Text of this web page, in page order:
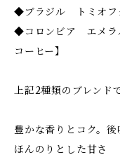
◆ブラジル トミオ
◆コロンビア エメラ
コーヒー】
上記2種類のブレンド
豊かな香りとコク。後
ほんのりとした甘さ